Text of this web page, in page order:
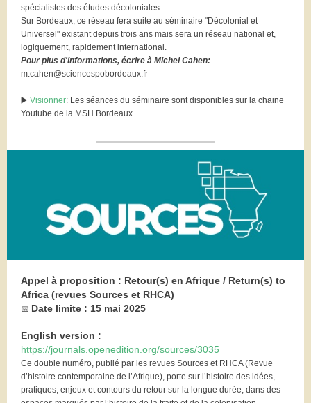
spécialistes des études décoloniales.
Sur Bordeaux, ce réseau fera suite au séminaire "Décolonial et
Universel" existant depuis trois ans mais sera un réseau national et,
logiquement, rapidement international.
Pour plus d'informations, écrire à Michel Cahen:
m.cahen@sciencespobordeaux.fr
▶️ Visionner: Les séances du séminaire sont disponibles sur la chaine
Youtube de la MSH Bordeaux
Appel à proposition : Retour(s) en Afrique / Return(s) to
Africa (revues Sources et RHCA)
📅 Date limite : 15 mai 2025
English version :
https://journals.openedition.org/sources/3035
Ce double numéro, publié par les revues Sources et RHCA (Revue
d’histoire contemporaine de l’Afrique), porte sur l’histoire des idées,
pratiques, enjeux et contours du retour sur la longue durée, dans des